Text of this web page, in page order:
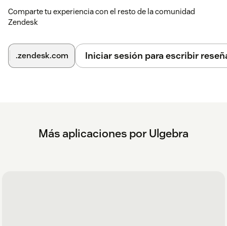
Comparte tu experiencia con el resto de la comunidad
Zendesk
.zendesk.com Iniciar sesión para escribir
Más aplicaciones por Ulgebra